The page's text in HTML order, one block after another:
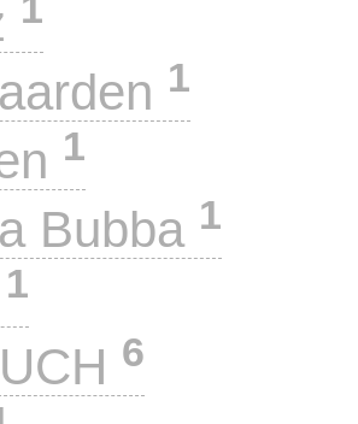
1
1
Bubba 1
1
6